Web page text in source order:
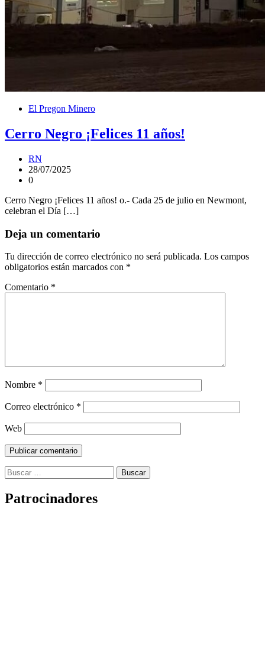
El Pregon Minero
Cerro Negro ¡Felices 11 años!
RN
28/07/2025
0
Cerro Negro ¡Felices 11 años! o.- Cada 25 de julio en Newmont,
celebran el Día […]
Deja un comentario
Tu dirección de correo electrónico no será publicada. Los campos
obligatorios están marcados con *
Comentario *
Nombre *
Correo electrónico *
Web
Buscar:
Patrocinadores